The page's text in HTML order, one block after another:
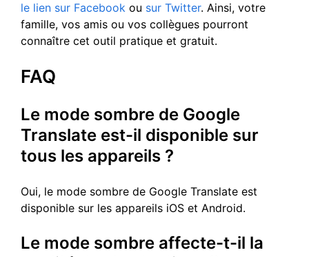
le lien sur Facebook ou sur Twitter. Ainsi, votre
famille, vos amis ou vos collègues pourront
connaître cet outil pratique et gratuit.
FAQ
Le mode sombre de Google
Translate est-il disponible sur
tous les appareils ?
Oui, le mode sombre de Google Translate est
disponible sur les appareils iOS et Android.
Le mode sombre affecte-t-il la